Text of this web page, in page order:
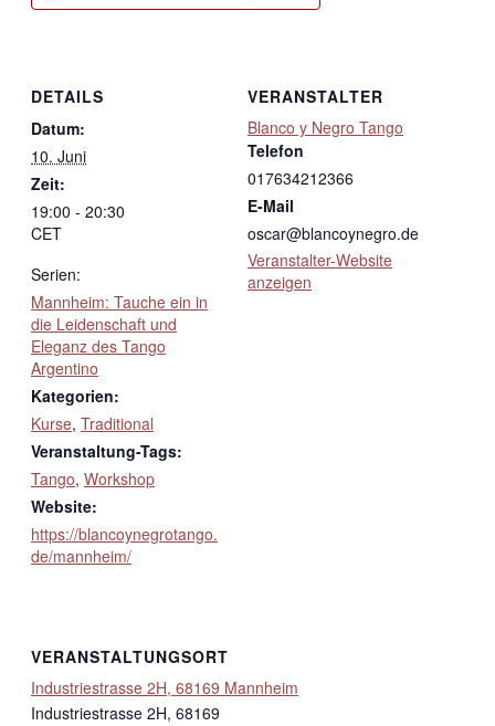
DETAILS
Datum:
10. Juni
Zeit:
19:00 - 20:30
CET
Serien:
Mannheim: Tauche ein in
die Leidenschaft und
Eleganz des Tango
Argentino
Kategorien:
Kurse, Traditional
Veranstaltung-Tags:
Tango, Workshop
Website:
https://blancoynegrotango.
de/mannheim/
VERANSTALTER
Blanco y Negro Tango
Telefon
017634212366
E-Mail
oscar@blancoynegro.de
Veranstalter-Website
anzeigen
VERANSTALTUNGSORT
Industriestrasse 2H, 68169 Mannheim
Industriestrasse 2H, 68169